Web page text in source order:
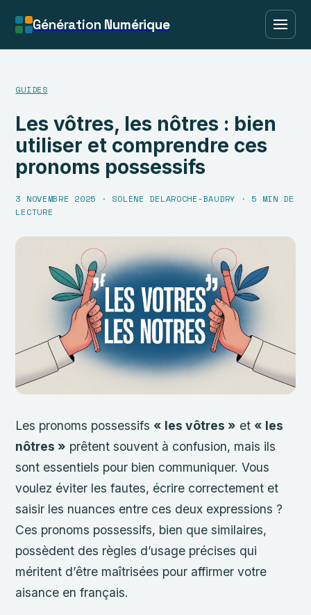
Génération Numérique
GUIDES
Les vôtres, les nôtres : bien
utiliser et comprendre ces
pronoms possessifs
3 NOVEMBRE 2025 · SOLÈNE DELAROCHE-BAUDRY ·
5 MIN DE
LECTURE
Les pronoms possessifs « les vôtres » et « les
nôtres » prêtent souvent à confusion, mais ils
sont essentiels pour bien communiquer. Vous
voulez éviter les fautes, écrire correctement et
saisir les nuances entre ces deux expressions ?
Ces pronoms possessifs, bien que similaires,
possèdent des règles d’usage précises qui
méritent d’être maîtrisées pour affirmer votre
aisance en français.